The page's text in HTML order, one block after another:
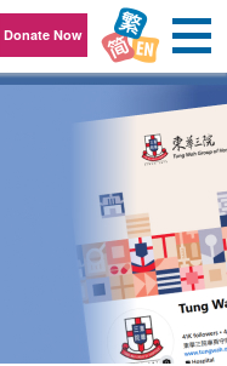
Donate Now